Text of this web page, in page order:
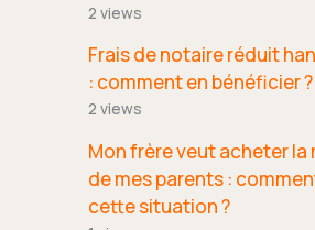
2 views
Frais de notaire réduit
: comment en bénéficier ?
2 views
Mon frère veut acheter la
de mes parents :
cette situation ?